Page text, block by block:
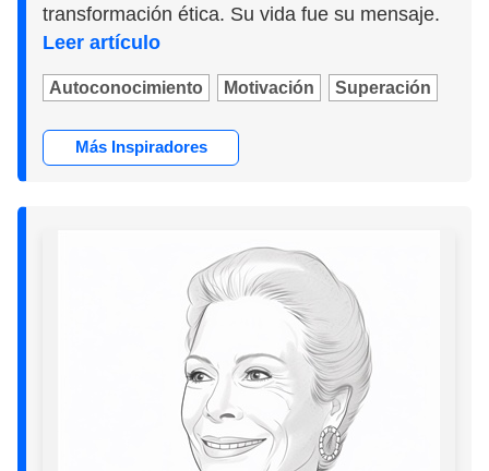
transformación ética. Su vida fue su mensaje.
Leer artículo
Autoconocimiento Motivación Superación
Más Inspiradores